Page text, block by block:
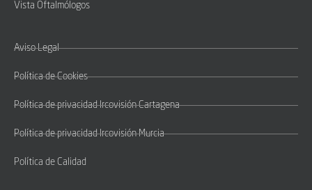
Vista Oftalmólogos
Aviso Legal
Política de Cookies
Política de privacidad Ircovisión Cartagena
Política de privacidad Ircovisión Murcia
Política de Calidad